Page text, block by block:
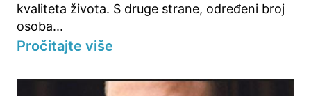
kvaliteta života. S druge strane, određeni broj
osoba...
Pročitajte više